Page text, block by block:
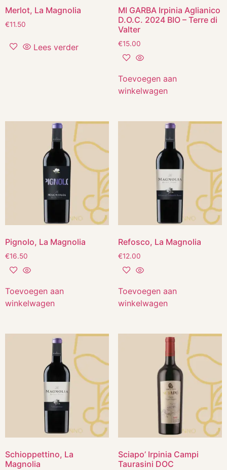
Merlot, La Magnolia
€11.50
Lees verder
MI GARBA Irpinia Aglianico
D.O.C. 2024 BIO – Terre di
Valter
€15.00
Toevoegen aan
winkelwagen
Pignolo, La Magnolia
€16.50
Toevoegen aan
winkelwagen
Refosco, La Magnolia
€12.00
Toevoegen aan
winkelwagen
Schioppettino, La
Magnolia
Sciapo’ Irpinia Campi
Taurasini DOC